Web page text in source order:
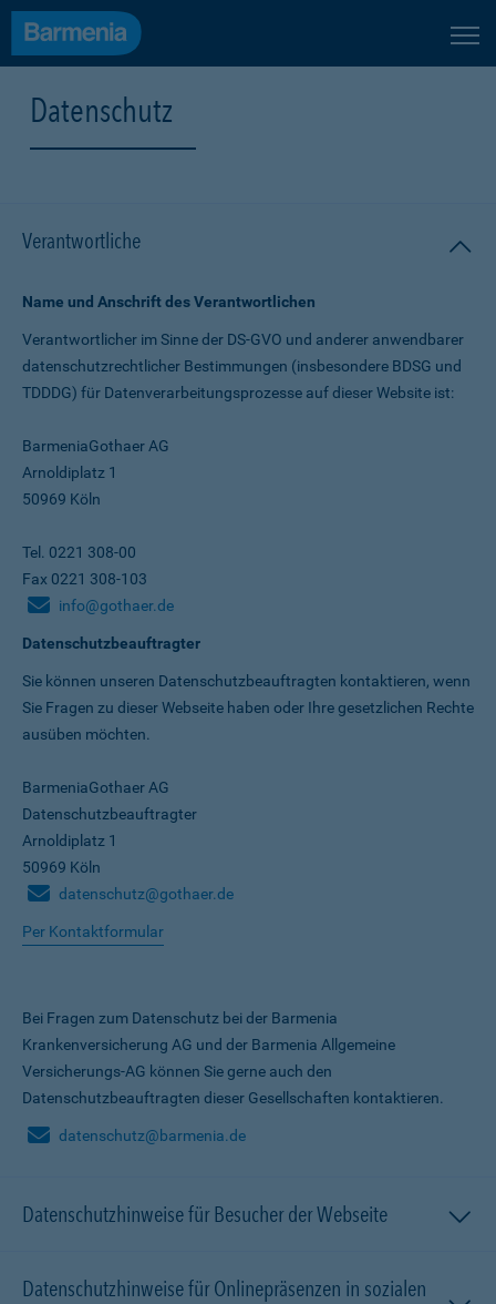
Datenschutz
Verantwortliche
Name und Anschrift des Verantwortlichen
Verantwortlicher im Sinne der DS-GVO und anderer anwendbarer
datenschutz­rechtlicher Bestimmungen (insbesondere BDSG und
TDDDG) für Daten­verarbeitungs­prozesse auf dieser Website ist:
BarmeniaGothaer AG
Arnoldiplatz 1
50969 Köln
Tel. 0221 308-00
Fax 0221 308-103
info@gothaer.de
Datenschutzbeauftragter
Sie können unseren Datenschutz­beauftragten kontaktieren, wenn
Sie Fragen zu dieser Webseite haben oder Ihre gesetzlichen Rechte
ausüben möchten.
BarmeniaGothaer AG
Datenschutzbeauftragter
Arnoldiplatz 1
50969 Köln
datenschutz@gothaer.de
Per Kontaktformular
Bei Fragen zum Datenschutz bei der Barmenia
Krankenversicherung AG und der Barmenia Allgemeine
Versicherungs-AG können Sie gerne auch den
Datenschutzbeauftragten dieser Gesellschaften kontaktieren.
datenschutz@barmenia.de
Datenschutzhinweise für Besucher der Webseite
Datenschutzhinweise für Onlinepräsenzen in sozialen